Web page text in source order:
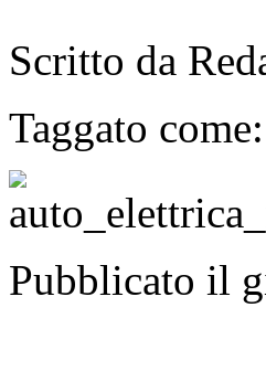
Scritto da
Taggato come:
Pubblicato il